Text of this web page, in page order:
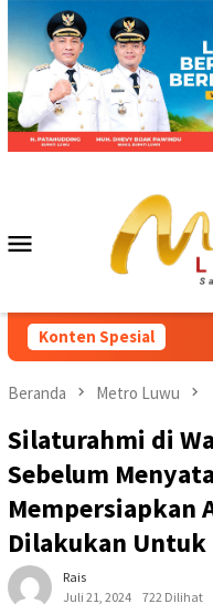
Loncat
ke
konten
Mobile
Konten Spesial
Beranda Metro Luwu
Silaturahmi di
Sebelum
Mempersiapkan
Dilakukan Untuk
Rais
Juli 21, 2024
722 Dilihat